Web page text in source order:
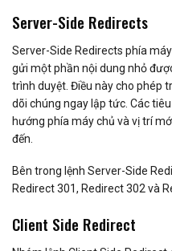
Server-Side Redirects
Server-Side Redirects phía
gửi một phần nội dung nhỏ
trình duyệt. Điều này cho phép
dõi chúng ngay lập tức. Các
hướng phía máy chủ và vị trí
đến.
Bên trong lệnh Server-Side
Redirect 301, Redirect 302 và
Client Side Redirect